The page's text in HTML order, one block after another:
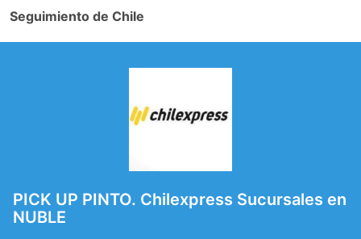
Seguimiento de Chile
PICK UP PINTO. Chilexpress Sucursales en
NUBLE